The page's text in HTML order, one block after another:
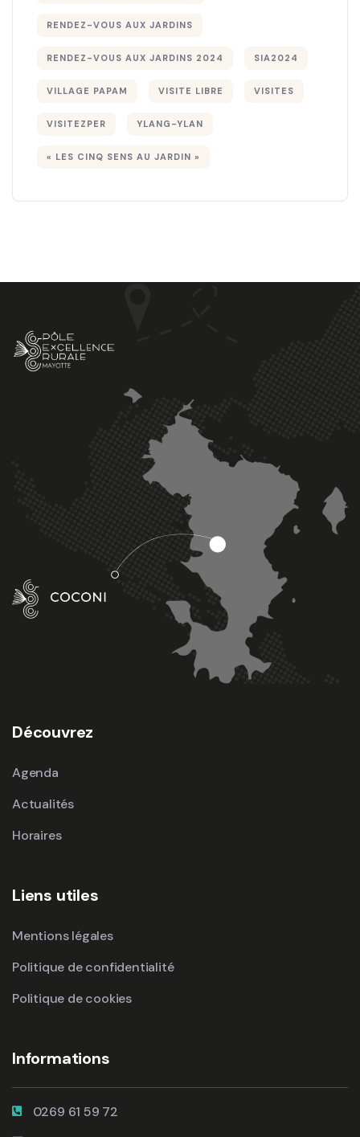
RENDEZ-VOUS AUX JARDINS
RENDEZ-VOUS AUX JARDINS 2024 SIA2024
VILLAGE PAPAM VISITE LIBRE VISITES
VISITEZPER YLANG-YLAN
« LES CINQ SENS AU JARDIN »
Découvrez
Agenda
Actualités
Horaires
Liens utiles
Mentions légales
Politique de confidentialité
Politique de cookies
Informations
0269 61 59 72